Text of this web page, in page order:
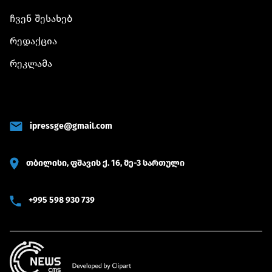
ჩვენ შესახებ
რედაქცია
რეკლამა
ipressge@gmail.com
თბილისი, ფშავის ქ. 16, მე-3 სართული
+995 598 930 739